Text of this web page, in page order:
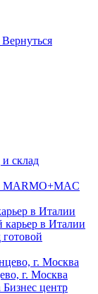
Вернуться
и склад
MARMO+MAC
в Италии
в Италии
г. Москва
Бизнес центр